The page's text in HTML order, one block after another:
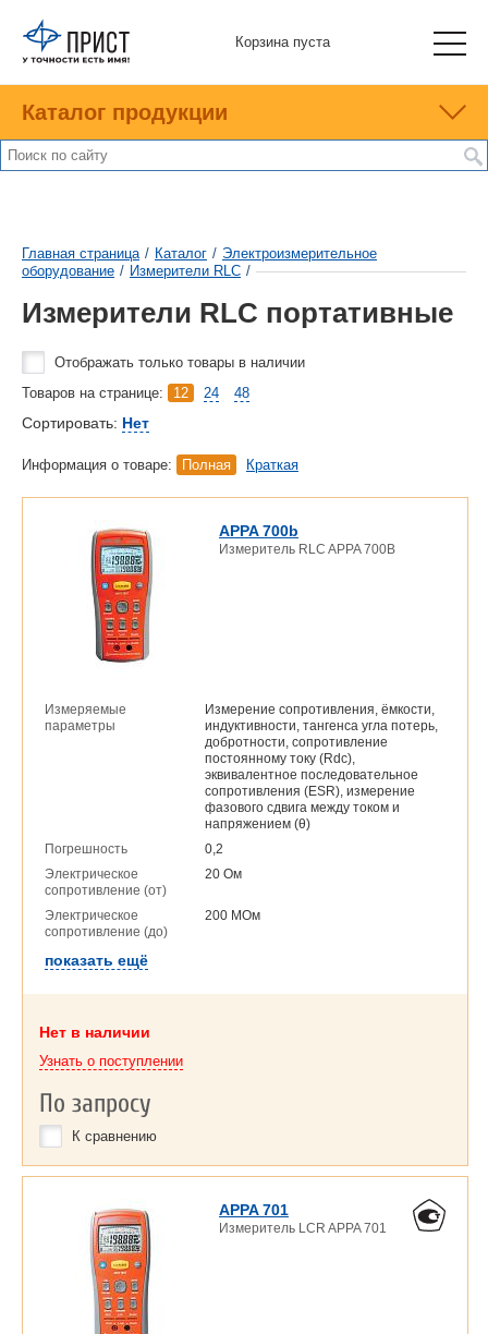
Корзина пуста
Каталог продукции
Главная страница / Каталог / Электроизмерительное
оборудование / Измерители RLC /
Измерители RLC портативные
Отображать только товары в наличии
Товаров на странице:
12 24 48
Сортировать: Нет
Информация о товаре: Полная Краткая
APPA 700b
Измеритель RLC APPA 700B
Измеряемые
параметры
Измерение сопротивления, ёмкости,
индуктивности, тангенса угла потерь,
добротности, сопротивление
постоянному току (Rdc),
эквивалентное последовательное
сопротивления (ESR), измерение
фазового сдвига между током и
напряжением (θ)
Погрешность
0,2
Электрическое
сопротивление (от)
20 Ом
Электрическое
сопротивление (до)
200 МОм
показать ещё
Нет в наличии
Узнать о поступлении
По запросу
К сравнению
APPA 701
Измеритель LCR APPA 701